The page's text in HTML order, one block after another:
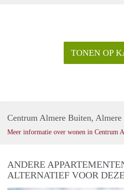
TONEN OP
Centrum Almere Buiten, Almere
Meer informatie over wonen in Centrum
ANDERE
ALTERNATIEF VOOR